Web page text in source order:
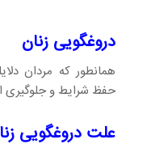
دروغگویی زنان
همانطور که مردان
حفظ شرایط و جلوگیری
علت دروغگویی